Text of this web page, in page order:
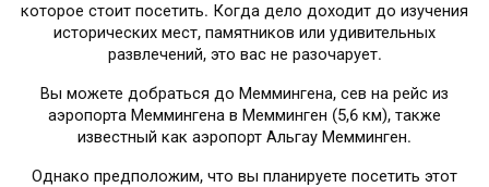
которое стоит посетить. Когда дело доходит до изучения
исторических мест, памятников или удивительных
развлечений, это вас не разочарует.
Вы можете добраться до Меммингена, сев на рейс из
аэропорта Меммингена в Мемминген (5,6 км), также
известный как аэропорт Альгау Мемминген.
Однако предположим, что вы планируете посетить этот